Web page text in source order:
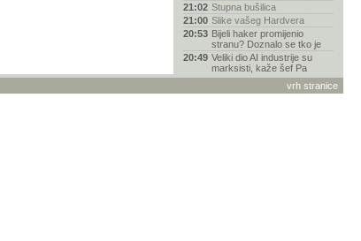
21:02 Stupna bušilica
21:00 Slike vašeg Hardvera
20:53 Bijeli haker promijenio
stranu? Doznalo se tko je
20:49 Veliki dio AI industrije su
marksisti, kaže šef Pa
20:24 Pentagon kupio 2000
ukrajinskih jurišnih dronova
vrh stranice